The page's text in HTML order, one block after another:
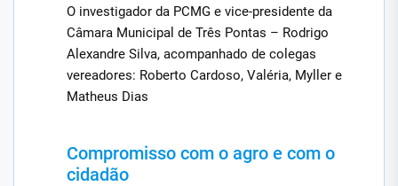
O investigador da PCMG e vice-presidente da
Câmara Municipal de Três Pontas – Rodrigo
Alexandre Silva, acompanhado de colegas
vereadores: Roberto Cardoso, Valéria, Myller e
Matheus Dias
Compromisso com o agro e com o
cidadão